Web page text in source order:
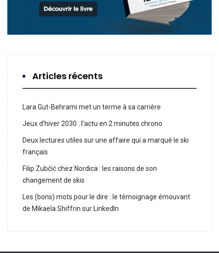
Articles récents
Lara Gut-Behrami met un terme à sa carrière
Jeux d’hiver 2030 : l’actu en 2 minutes chrono
Deux lectures utiles sur une affaire qui a marqué le ski
français
Filip Zubčić chez Nordica : les raisons de son
changement de skis
Les (bons) mots pour le dire : le témoignage émouvant
de Mikaela Shiffrin sur LinkedIn